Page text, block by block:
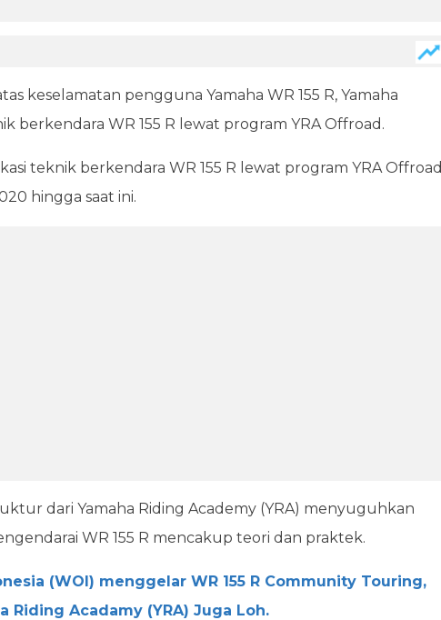
keselamatan pengguna Yamaha WR 155 R, Yamaha
berkendara WR 155 R lewat program YRA Offroad.
teknik berkendara WR 155 R lewat program YRA Offroad
hingga saat ini.
dari Yamaha Riding Academy (YRA) menyuguhkan
WR 155 R mencakup teori dan praktek.
(WOI) menggelar WR 155 R Community Touring,
Riding Acadamy (YRA) Juga Loh.